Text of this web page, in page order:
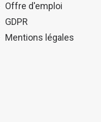
Offre d'emploi
GDPR
Mentions légales